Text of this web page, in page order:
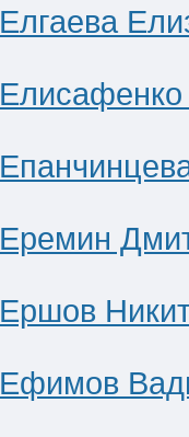
Елгаева
Елисафенко
Еремин
Ершов
Ефимов